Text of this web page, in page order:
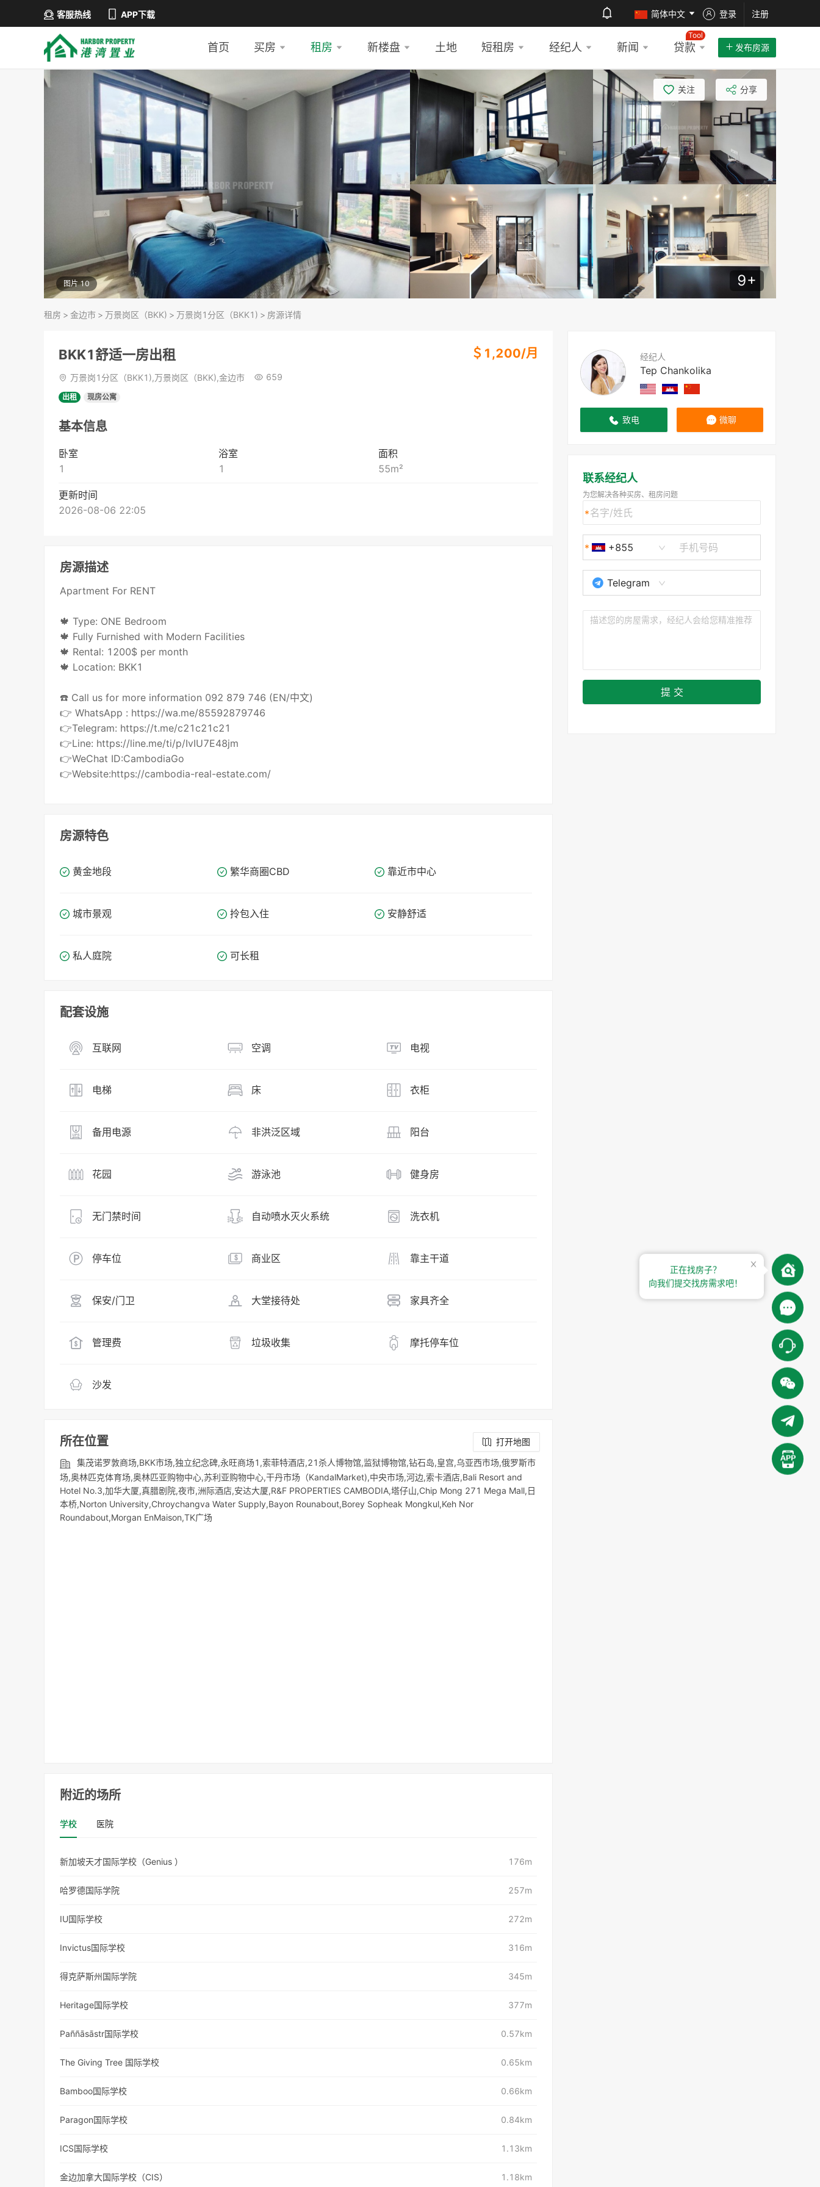
客服热线 APP下载 简体中文 登录 注册
首页 买房 租房 新楼盘 土地 短租房 经纪人 新闻 贷款
Tool
发布房源
图片 10 9+
关注 分享
租房 > 金边市 > 万景岗区（BKK) > 万景岗1分区（BKK1) > 房源详情
经纪人
Tep Chankolika
致电 微聊
联系经纪人
为您解决各种买房、租房问题
+855
Telegram
提 交
BKK1舒适一房出租 ＄ 1,200/月
万景岗1分区（BKK1),万景岗区（BKK),金边市 659
出租 现房公寓
基本信息
卧室
1
浴室
1
面积
55m²
更新时间
2026-08-06 22:05
房源描述
Apartment For RENT
🍁 Type: ONE Bedroom
🍁 Fully Furnished with Modern Facilities
🍁 Rental: 1200$ per month
🍁 Location: BKK1
☎️ Call us for more information 092 879 746 (EN/中文)
👉 WhatsApp : https://wa.me/85592879746
👉Telegram: https://t.me/c21c21c21
👉Line: https://line.me/ti/p/IvIU7E48jm
👉WeChat ID:CambodiaGo
👉Website:https://cambodia-real-estate.com/
房源特色
黄金地段 繁华商圈​​CBD 靠近市中心
城市景观 拎包入住 安静舒适
私人庭院 可长租
配套设施
互联网 空调 电视
电梯 床 衣柜
备用电源 非洪泛区域 阳台
花园 游泳池 健身房
无门禁时间 自动喷水灭火系统 洗衣机
停车位 商业区 靠主干道
保安/门卫 大堂接待处 家具齐全
管理费 垃圾收集 摩托停车位
沙发
所在位置
打开地图
集茂诺罗敦商场,BKK市场,独立纪念碑,永旺商场1,索菲特酒店,21杀人博物馆,监狱博物馆,钻石岛,皇宫,乌亚西市场,俄罗斯市
场,奥林匹克体育场,奥林匹亚购物中心,苏利亚购物中心,干丹市场（KandalMarket),中央市场,河边,索卡酒店,Bali Resort and
Hotel No.3,加华大厦,真腊剧院,夜市,洲际酒店,安达大厦,R&F PROPERTIES CAMBODIA,塔仔山,Chip Mong 271 Mega Mall,日
本桥,Norton University,Chroychangva Water Supply,Bayon Rounabout,Borey Sopheak Mongkul,Keh Nor
Roundabout,Morgan EnMaison,TK广场
附近的场所
学校 医院
新加坡天才国际学校（Genius ） 176m
哈罗德国际学院 257m
IU国际学校 272m
Invictus国际学校 316m
得克萨斯州国际学院 345m
Heritage国际学校 377m
Paññāsāstr国际学校 0.57km
The Giving Tree 国际学校 0.65km
Bamboo国际学校 0.66km
Paragon国际学校 0.84km
ICS国际学校 1.13km
金边加拿大国际学校（CIS） 1.18km
正在找房子？
向我们提交找房需求吧！